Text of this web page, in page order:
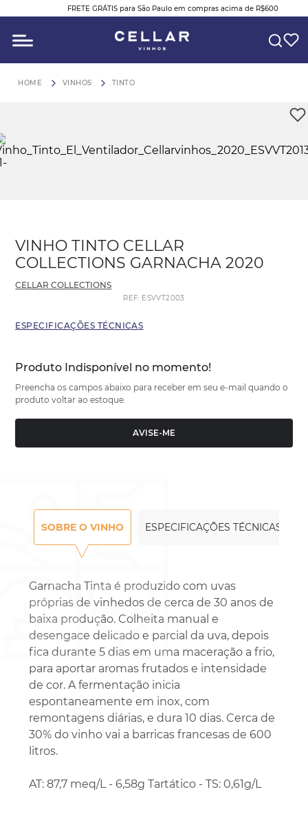
FRETE GRÁTIS para São Paulo em compras acima de R$600
VINHOS TINTO
VINHO TINTO CELLAR
COLLECTIONS GARNACHA 2020
CELLAR COLLECTIONS
REF: ESVVT2003
ESPECIFICAÇÕES TÉCNICAS
Produto Indisponível no momento!
Preencha os campos abaixo para receber em seu e-mail quando o
produto voltar ao estoque.
AVISE-ME
SOBRE O VINHO ESPECIFICAÇÕES TÉCNICAS
Garnacha Tinta é produzido com uvas
próprias de vinhedos de cerca de 30 anos de
baixa produção. Colheita manual e
desengace delicado e parcial da uva, depois
fica durante 5 dias em uma maceração a frio,
para aportar aromas frutados e intensidade
de cor. A fermentação inicia
espontaneamente em inox, com
remontagens diárias, e dura 10 dias. Cerca de
30% do vinho vai a barricas francesas de 600
litros.
AT: 87,7 meq/L - 6,58g Tartático - TS: 0,61g/L